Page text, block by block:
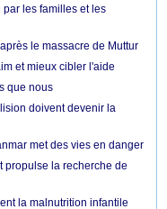
par les familles et les
le massacre de Muttur
et mieux cibler l'aide
que nous
doivent devenir la
met des vies en danger
propulse la recherche de
la malnutrition infantile